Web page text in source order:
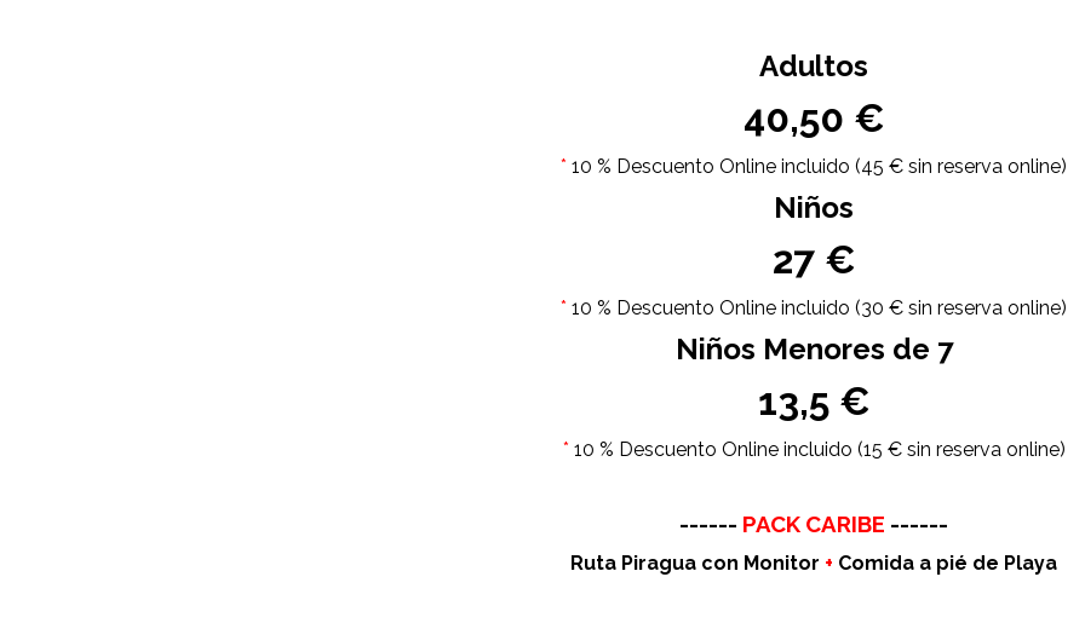
Adultos
40,50 €
* 10 % Descuento Online incluido (45 € sin reserva online)
Niños
27 €
* 10 % Descuento Online incluido (30 € sin reserva online)
Niños Menores de 7
13,5 €
* 10 % Descuento Online incluido (15 € sin reserva online)
------ PACK CARIBE ------
Ruta Piragua con Monitor + Comida a pié de Playa